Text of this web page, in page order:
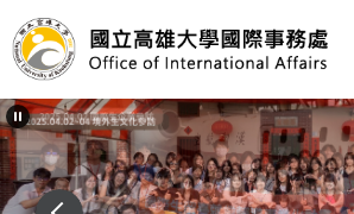
跳
到
主
要
內
容
區